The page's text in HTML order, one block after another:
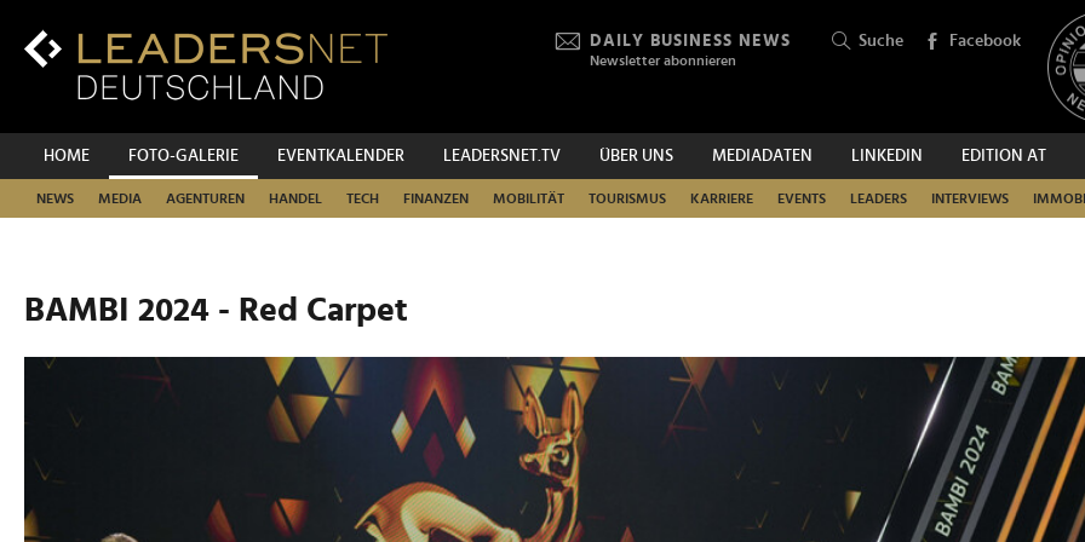
Inhalt
Hauptnavigation
DAILY BUSINESS NEWS
Newsletter abonnieren
Suche Facebook
HOME FOTO-GALERIE EVENTKALENDER LEADERSNET.TV ÜBER UNS MEDIADATEN LINKEDIN EDITION AT
NEWS MEDIA AGENTUREN HANDEL TECH FINANZEN MOBILITÄT TOURISMUS KARRIERE EVENTS LEADERS INTERVIEWS
SUCHEN
BAMBI 2024 - Red Carpet